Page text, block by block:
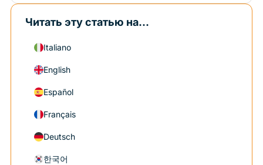
Читать эту статью на...
Italiano
English
Español
Français
Deutsch
한국어